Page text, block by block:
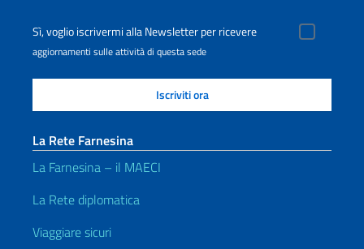
Sì, voglio iscrivermi alla Newsletter per ricevere
aggiornamenti sulle attività di questa sede
La Rete Farnesina
La Farnesina – il MAECI
La Rete diplomatica
Viaggiare sicuri